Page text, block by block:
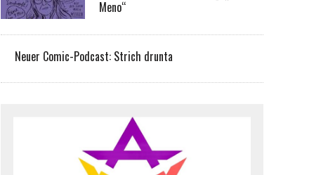
Meno“
Neuer Comic-Podcast: Strich drunta